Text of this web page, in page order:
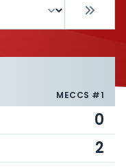
MECCS #1
0
2